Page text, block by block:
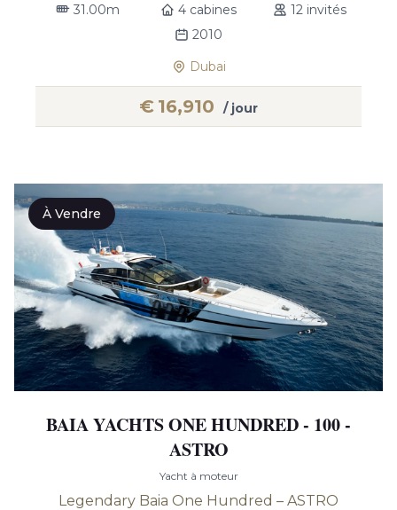
31.00m 4 cabines
12 invités
2010
Dubai
€ 16,910 / jour
À Vendre
BAIA YACHTS ONE HUNDRED - 100 -
ASTRO
Yacht à moteur
Legendary Baia One Hundred – ASTRO